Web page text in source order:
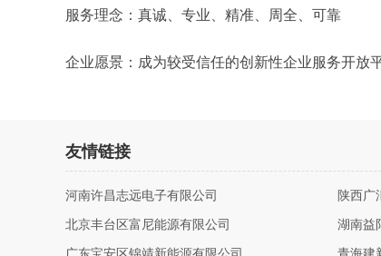
服务理念：真诚、专业、精准、周全、可靠
企业愿景：成为较受信任的创新性企业服务开放
友情链接
河南许昌志远电子有限公司 陕西广
北京丰台区富尼能源有限公司 湖南益